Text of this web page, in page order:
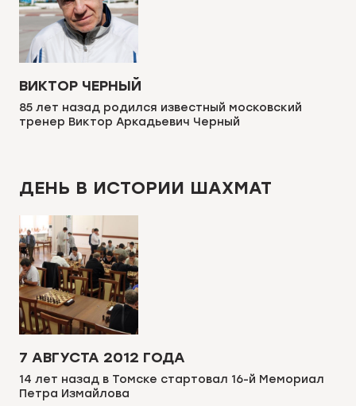
ВИКТОР ЧЕРНЫЙ
85 лет назад родился известный московский
тренер Виктор Аркадьевич Черный
ДЕНЬ В ИСТОРИИ ШАХМАТ
7 АВГУСТА 2012 ГОДА
14 лет назад в Томске стартовал 16-й Мемориал
Петра Измайлова